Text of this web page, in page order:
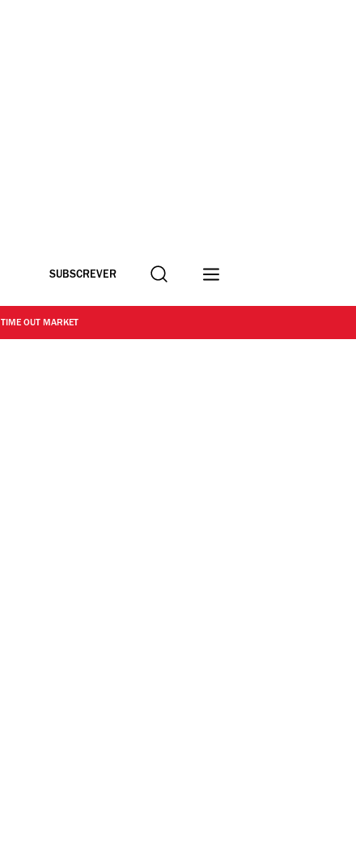
SUBSCREVER Procurar
TIME OUT MARKET